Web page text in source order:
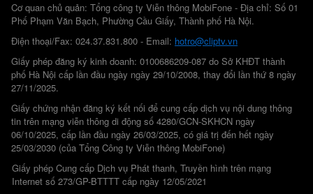
Cơ quan chủ quản: Tổng công ty Viễn thông MobiFone - Địa chỉ: Số 01
Phố Phạm Văn Bạch, Phường Cầu Giấy, Thành phố Hà Nội.
Điện thoại/Fax: 024.37.831.800 - Email: hotro@cliptv.vn
Giấy phép đăng ký kinh doanh: 0100686209-087 do Sở KHĐT thành
phố Hà Nội cấp lần đầu ngày ngày 29/10/2008, thay đổi lần thứ 8 ngày
27/11/2025.
Giấy chứng nhận đăng ký kết nối để cung cấp dịch vụ nội dung thông
tin trên mạng viễn thông di động số 4280/GCN-SKHCN ngày
06/10/2025, cấp lần đầu ngày 26/03/2025, có giá trị đến hết ngày
25/03/2030 (của Tổng Công ty Viễn thông MobiFone)
Giấy phép Cung cấp Dịch vụ Phát thanh, Truyền hình trên mạng
Internet số 273/GP-BTTTT cấp ngày 12/05/2021